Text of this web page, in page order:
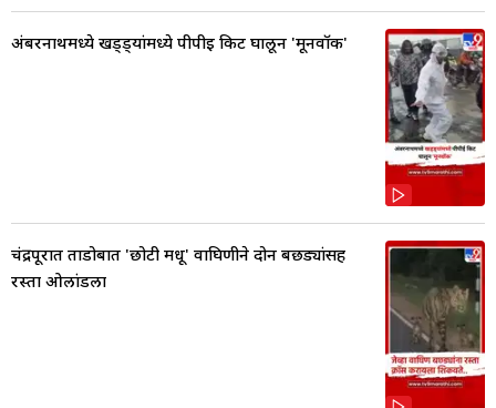
अंबरनाथमध्ये खड्ड्यांमध्ये पीपीई किट घालून 'मूनवॉक'
चंद्रपूरात ताडोबात 'छोटी मधू' वाघिणीने दोन बछड्यांसह
रस्ता ओलांडला